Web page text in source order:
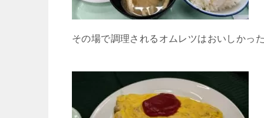
その場で調理されるオムレツはおいしかっ